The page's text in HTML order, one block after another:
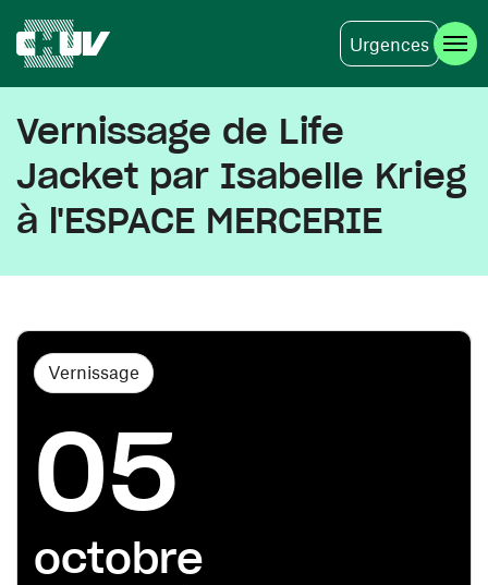
Urgences
Vernissage de Life
Jacket par Isabelle Krieg
à l'ESPACE MERCERIE
Vernissage
05
octobre